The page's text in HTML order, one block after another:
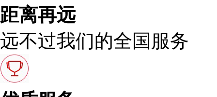
距离再远
远不过我们的全国服务